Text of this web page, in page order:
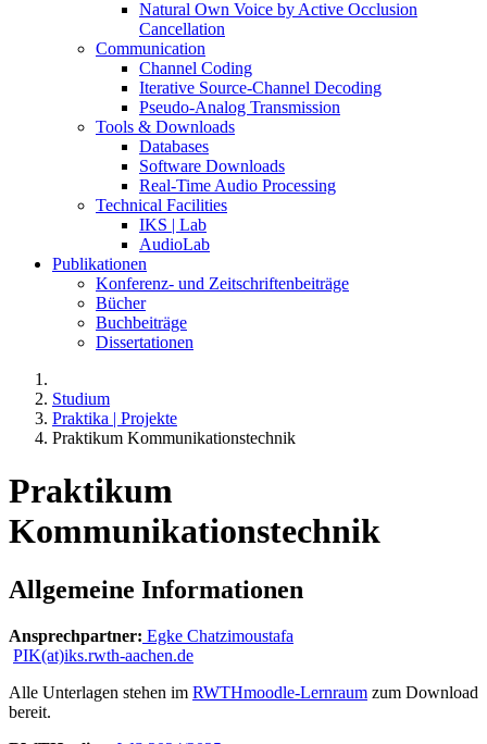
Natural Own Voice by Active Occlusion
Cancellation
Communication
Channel Coding
Iterative Source-Channel Decoding
Pseudo-Analog Transmission
Tools & Downloads
Databases
Software Downloads
Real-Time Audio Processing
Technical Facilities
IKS | Lab
AudioLab
Publikationen
Konferenz- und Zeitschriftenbeiträge
Bücher
Buchbeiträge
Dissertationen
Studium
Praktika | Projekte
Praktikum Kommunikationstechnik
Praktikum
Kommunikationstechnik
Allgemeine Informationen
Ansprechpartner: Egke Chatzimoustafa
PIK(at)iks.rwth-aachen.de
Alle Unterlagen stehen im RWTHmoodle-Lernraum zum Download
bereit.